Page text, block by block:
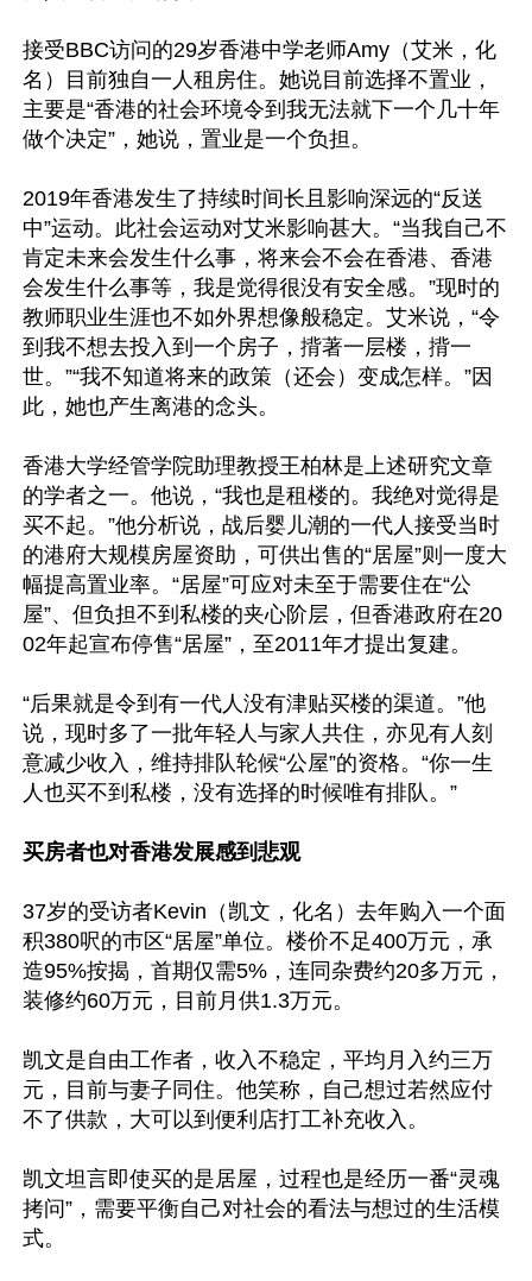
接受BBC访问的29岁香港中学老师Amy（艾米，化
名）目前独自一人租房住。她说目前选择不置业，
主要是“香港的社会环境令到我无法就下一个几十年
做个决定”，她说，置业是一个负担。
2019年香港发生了持续时间长且影响深远的“反送
中”运动。此社会运动对艾米影响甚大。“当我自己不
肯定未来会发生什么事，将来会不会在香港、香港
会发生什么事等，我是觉得很没有安全感。”现时的
教师职业生涯也不如外界想像般稳定。艾米说，“令
到我不想去投入到一个房子，揹著一层楼，揹一
世。”“我不知道将来的政策（还会）变成怎样。”因
此，她也产生离港的念头。
香港大学经管学院助理教授王柏林是上述研究文章
的学者之一。他说，“我也是租楼的。我绝对觉得是
买不起。”他分析说，战后婴儿潮的一代人接受当时
的港府大规模房屋资助，可供出售的“居屋”则一度大
幅提高置业率。“居屋”可应对未至于需要住在“公
屋”、但负担不到私楼的夹心阶层，但香港政府在20
02年起宣布停售“居屋”，至2011年才提出复建。
“后果就是令到有一代人没有津贴买楼的渠道。”他
说，现时多了一批年轻人与家人共住，亦见有人刻
意减少收入，维持排队轮候“公屋”的资格。“你一生
人也买不到私楼，没有选择的时候唯有排队。”
买房者也对香港发展感到悲观
37岁的受访者Kevin（凯文，化名）去年购入一个面
积380呎的巿区“居屋”单位。楼价不足400万元，承
造95%按揭，首期仅需5%，连同杂费约20多万元，
装修约60万元，目前月供1.3万元。
凯文是自由工作者，收入不稳定，平均月入约三万
元，目前与妻子同住。他笑称，自己想过若然应付
不了供款，大可以到便利店打工补充收入。
凯文坦言即使买的是居屋，过程也是经历一番“灵魂
拷问”，需要平衡自己对社会的看法与想过的生活模
式。